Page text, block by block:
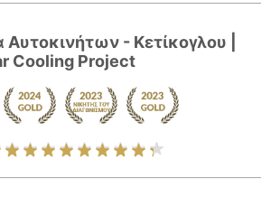
Αυτοκινήτων - Κετίκογλου |
Cooling Project